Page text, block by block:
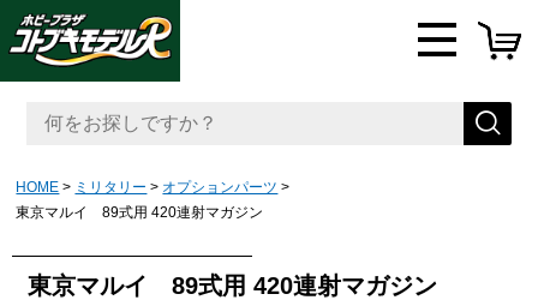
HOME ミリタリー
オプションパーツ
東京マルイ 89式用 420連射マガジン
東京マルイ 89式用 420連射マガジン